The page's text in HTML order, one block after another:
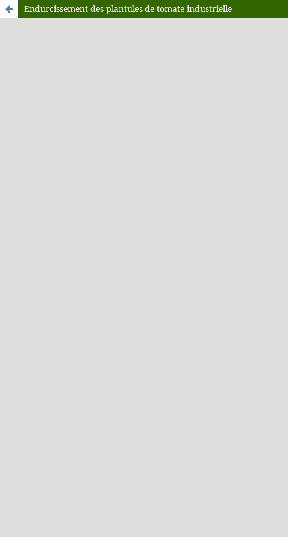
Endurcissement des plantules de tomate industrielle